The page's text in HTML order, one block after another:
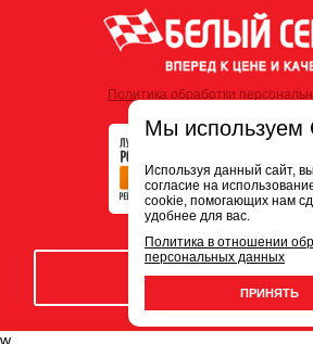
Политика обработки
ЗАПИСЬ НА
Мы используем
Используя данный сайт,
согласие на
cookie, помогающих нам
удобнее для вас.
Политика в отношении
персональных данных
ПРИНЯТЬ
w